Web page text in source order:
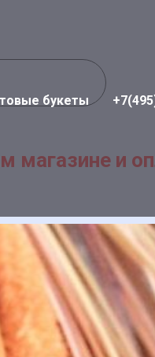
букеты
магазине и